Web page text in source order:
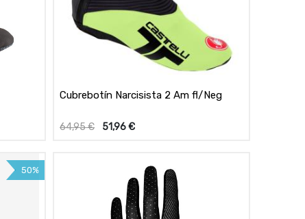
Cubrebotín Narcisista 2 Am fl/Neg
64,95€ 51,96€
50%